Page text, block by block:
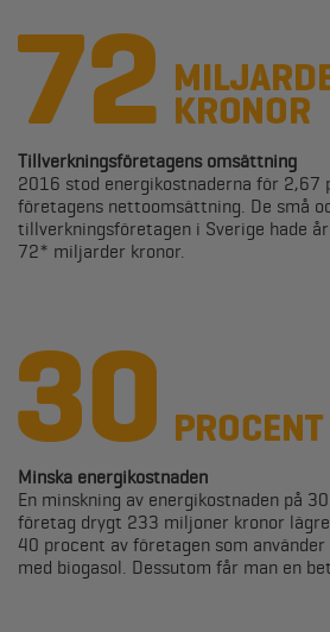
Tillverkningsföretagens omsättning
2016 stod energikostnaderna för 2,67
företagens nettoomsättning. De små
tillverkningsföretagen i Sverige hade
72* miljarder kronor.
Minska energikostnaden
En minskning av energikostnaden på
företag drygt 233 miljoner kronor
40 procent av företagen som
med biogasol. Dessutom får man en